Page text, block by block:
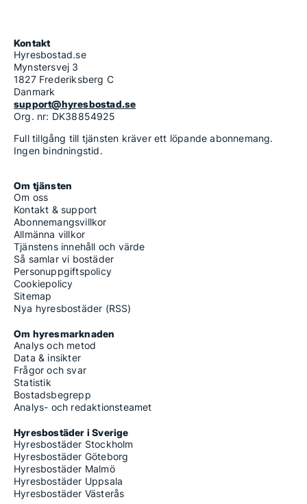
Kontakt
Hyresbostad.se
Mynstersvej 3
1827 Frederiksberg C
Danmark
support@hyresbostad.se
Org. nr: DK38854925
Full tillgång till tjänsten kräver ett löpande abonnemang.
Ingen bindningstid.
Om tjänsten
Om oss
Kontakt & support
Abonnemangsvillkor
Allmänna villkor
Tjänstens innehåll och värde
Så samlar vi bostäder
Personuppgiftspolicy
Cookiepolicy
Sitemap
Nya hyresbostäder (RSS)
Om hyresmarknaden
Analys och metod
Data & insikter
Frågor och svar
Statistik
Bostadsbegrepp
Analys- och redaktionsteamet
Hyresbostäder i Sverige
Hyresbostäder Stockholm
Hyresbostäder Göteborg
Hyresbostäder Malmö
Hyresbostäder Uppsala
Hyresbostäder Västerås